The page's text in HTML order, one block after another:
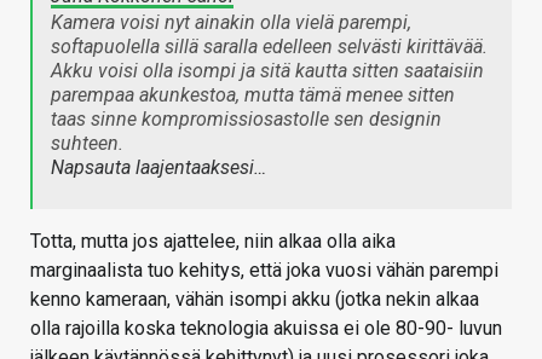
Kamera voisi nyt ainakin olla vielä parempi,
softapuolella sillä saralla edelleen selvästi kirittävää.
Akku voisi olla isompi ja sitä kautta sitten saataisiin
parempaa akunkestoa, mutta tämä menee sitten
taas sinne kompromissiosastolle sen designin
suhteen.
Napsauta laajentaaksesi…
Totta, mutta jos ajattelee, niin alkaa olla aika
marginaalista tuo kehitys, että joka vuosi vähän parempi
kenno kameraan, vähän isompi akku (jotka nekin alkaa
olla rajoilla koska teknologia akuissa ei ole 80-90- luvun